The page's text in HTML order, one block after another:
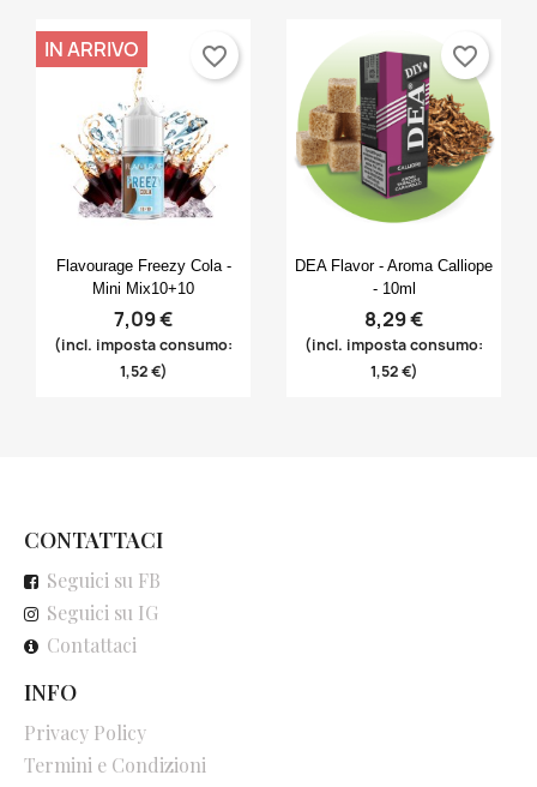
Anteprima
Flavourage Freezy Cola -
Mini Mix10+10
7,09 €
(incl. imposta consumo:
1,52 €)
IN ARRIVO favorite_border
Anteprima
DEA Flavor - Aroma Calliope
- 10ml
8,29 €
(incl. imposta consumo:
1,52 €)
favorite_border
CONTATTACI
Seguici su FB
Seguici su IG
Contattaci
INFO
Privacy Policy
Termini e Condizioni